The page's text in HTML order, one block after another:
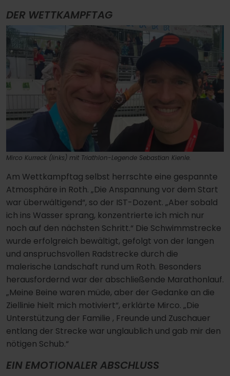
DER WETTKAMPFTAG
Mirco Kurreck (links) mit Triathlon-Legende Sebastian Kienle.
Am Wettkampftag selbst herrschte eine gespannte
Atmosphäre in Roth. „Die Anspannung vor dem Start
war überwältigend“, so der IST-Dozent. „Aber sobald
ich ins Wasser sprang, konzentrierte ich mich nur
noch auf den nächsten Schritt.“ Die Schwimmstrecke
wurde erfolgreich bewältigt, gefolgt von der langen
und anspruchsvollen Radstrecke durch die
malerische Landschaft rund um Roth. Besonders
herausfordernd war der abschließende Marathonlauf.
„Meine Beine waren müde, aber der Gedanke an die
Ziellinie hielt mich motiviert“, erklärte Mirco. „Die
Unterstützung der Familie , Freunde und Zuschauer
entlang der Strecke war unglaublich und gab mir den
nötigen Schub.“
EIN EMOTIONALER ABSCHLUSS